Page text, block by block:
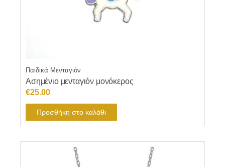
Παιδικά Μενταγιόν
Ασημένιο μενταγιόν μονόκερος
€25.00
Προσθήκη στο καλάθι